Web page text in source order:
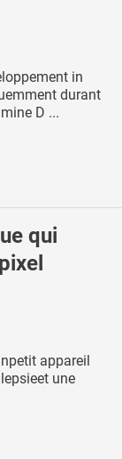
in
durant
D ...
qui
appareil
une